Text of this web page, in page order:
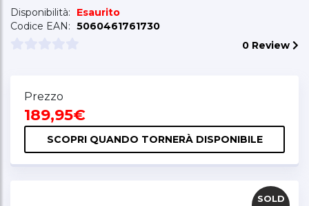
Disponibilità:
Esaurito
Codice EAN: 5060461761730
0 Review
Prezzo
189,95€
SCOPRI QUANDO TORNERÀ DISPONIBILE
SOLD